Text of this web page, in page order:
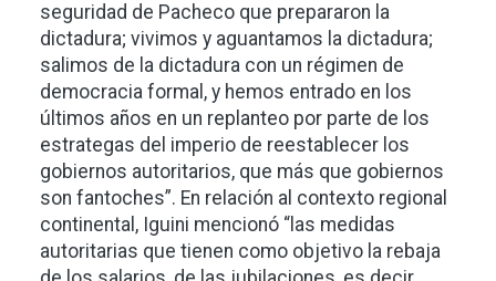
seguridad de Pacheco que prepararon la
dictadura; vivimos y aguantamos la dictadura;
salimos de la dictadura con un régimen de
democracia formal, y hemos entrado en los
últimos años en un replanteo por parte de los
estrategas del imperio de reestablecer los
gobiernos autoritarios, que más que gobiernos
son fantoches”. En relación al contexto regional
continental, Iguini mencionó “las medidas
autoritarias que tienen como objetivo la rebaja